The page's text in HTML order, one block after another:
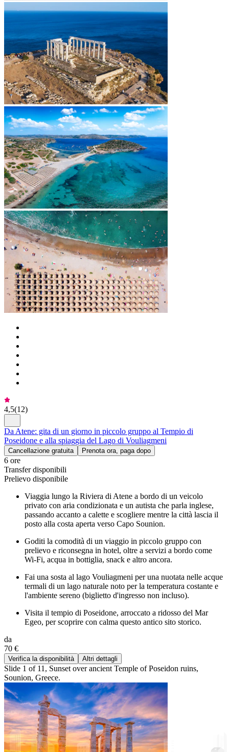
4,5(12)
Da Atene: gita di un giorno in piccolo gruppo al Tempio di
Poseidone e alla spiaggia del Lago di Vouliagmeni
Cancellazione gratuita Prenota ora, paga dopo
6 ore
Transfer disponibili
Prelievo disponibile
Viaggia lungo la Riviera di Atene a bordo di un veicolo
privato con aria condizionata e un autista che parla inglese,
passando accanto a calette e scogliere mentre la città lascia il
posto alla costa aperta verso Capo Sounion.
Goditi la comodità di un viaggio in piccolo gruppo con
prelievo e riconsegna in hotel, oltre a servizi a bordo come
Wi-Fi, acqua in bottiglia, snack e altro ancora.
Fai una sosta al lago Vouliagmeni per una nuotata nelle acque
termali di un lago naturale noto per la temperatura costante e
l'ambiente sereno (biglietto d'ingresso non incluso).
Visita il tempio di Poseidone, arroccato a ridosso del Mar
Egeo, per scoprire con calma questo antico sito storico.
da
70 €
Verifica la disponibilità Altri dettagli
Slide 1 of 11, Sunset over ancient Temple of Poseidon ruins,
Sounion, Greece.